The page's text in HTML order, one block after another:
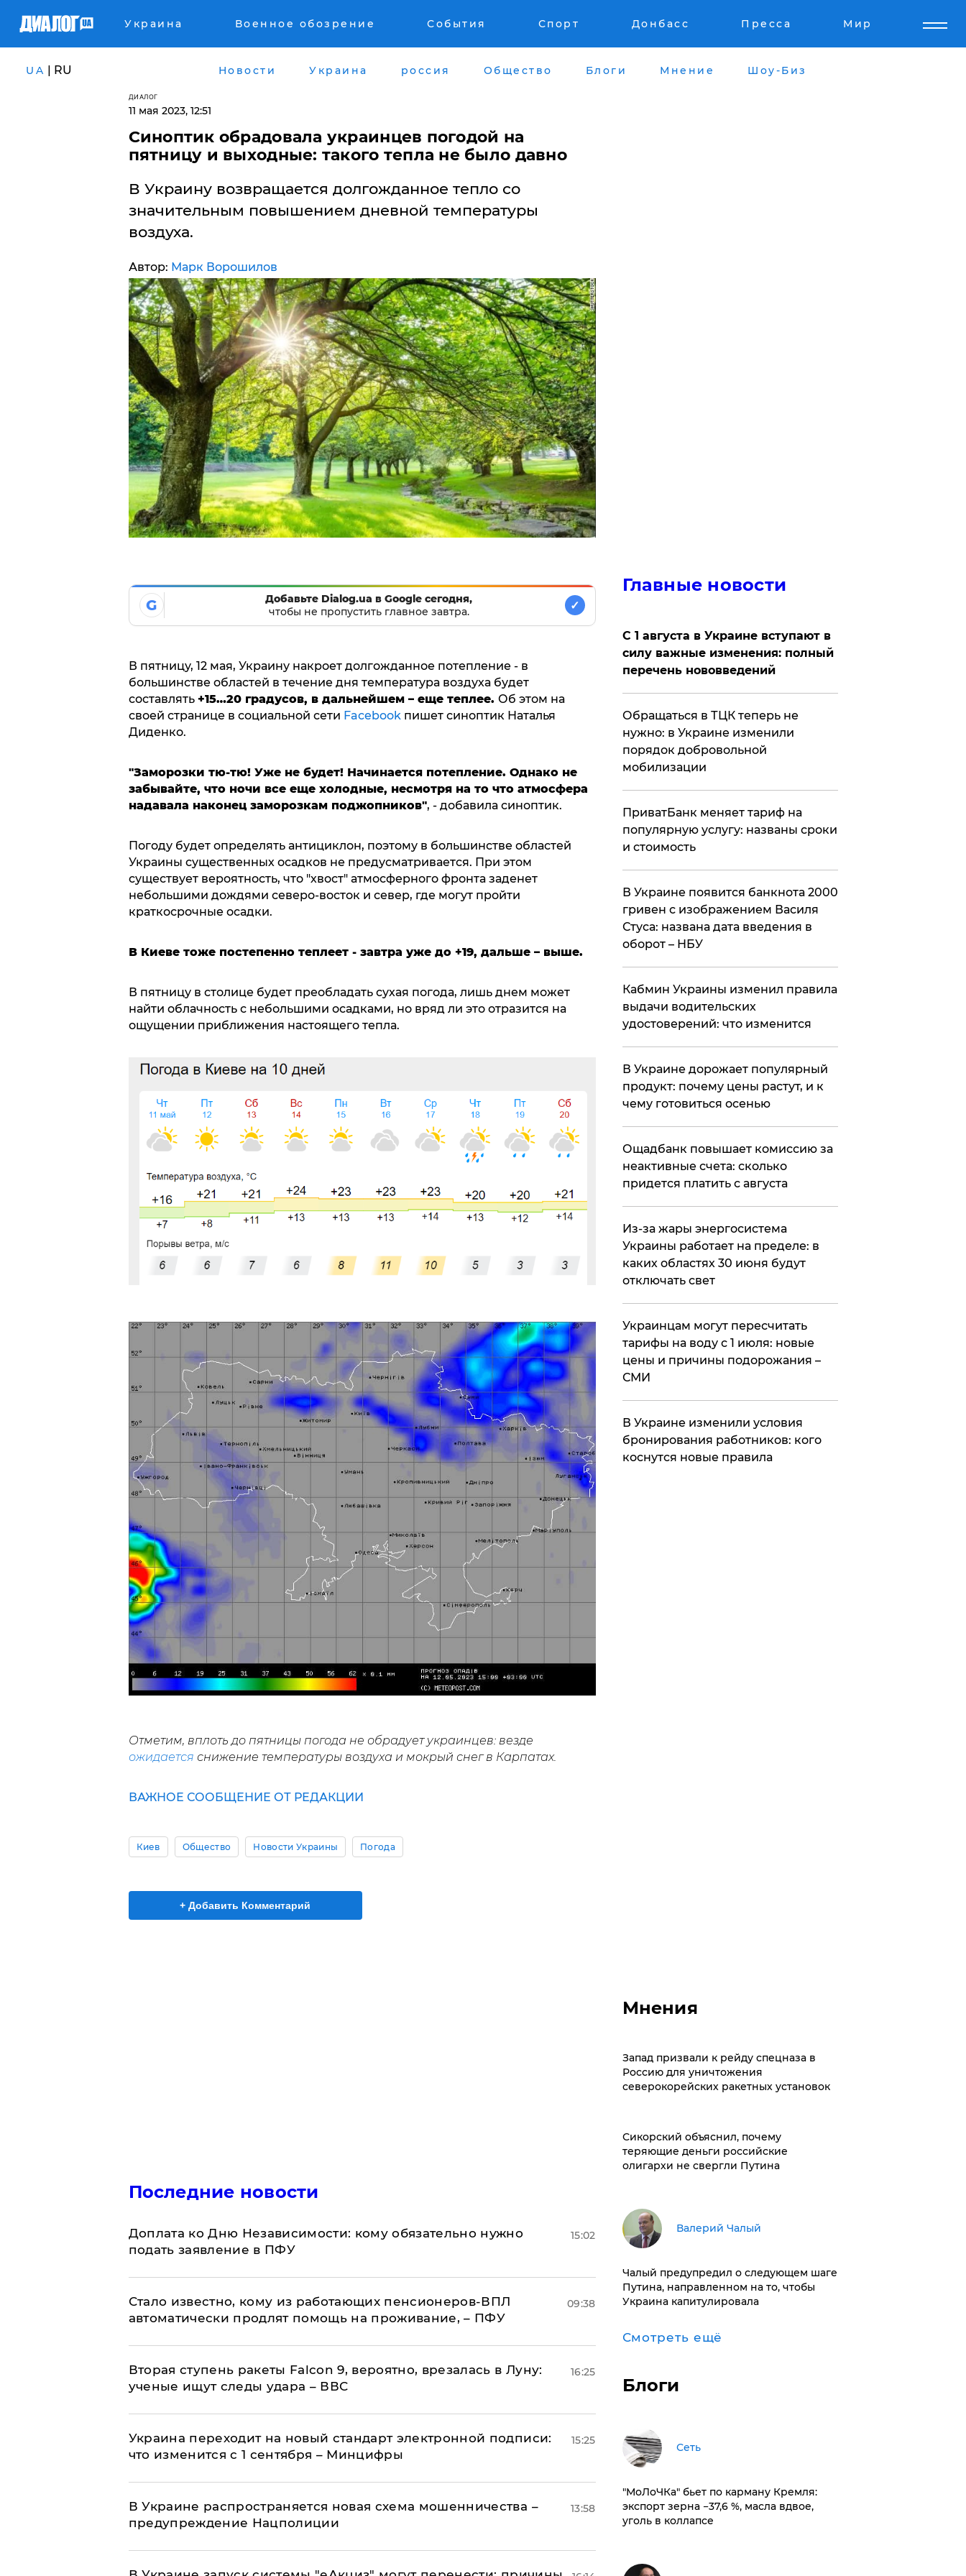
Украина Военное обозрение События Спорт Донбасс Пресса Мир
UA | RU Новости Украина россия Общество Блоги Мнение Шоу-Биз
ДИАЛОГ
11 мая 2023, 12:51
Синоптик обрадовала украинцев погодой на
пятницу и выходные: такого тепла не было давно
В Украину возвращается долгожданное тепло со
значительным повышением дневной температуры
воздуха.
Автор: Марк Ворошилов
G
Добавьте Dialog.ua в Google сегодня,
чтобы не пропустить главное завтра.
✓
В пятницу, 12 мая, Украину накроет долгожданное потепление - в
большинстве областей в течение дня температура воздуха будет
составлять +15…20 градусов, в дальнейшем – еще теплее. Об этом на
своей странице в социальной сети Facebookпишет синоптик Наталья
Диденко.
"Заморозки тю-тю! Уже не будет! Начинается потепление. Однако не
забывайте, что ночи все еще холодные, несмотря на то что атмосфера
надавала наконец заморозкам поджопников", - добавила синоптик.
Погоду будет определять антициклон, поэтому в большинстве областей
Украины существенных осадков не предусматривается. При этом
существует вероятность, что "хвост" атмосферного фронта заденет
небольшими дождями северо-восток и север, где могут пройти
краткосрочные осадки.
В Киеве тоже постепенно теплеет - завтра уже до +19, дальше – выше.
В пятницу в столице будет преобладать сухая погода, лишь днем может
найти облачность с небольшими осадками, но вряд ли это отразится на
ощущении приближения настоящего тепла.
Отметим, вплоть до пятницы погода не обрадует украинцев: везде
ожидается снижение температуры воздуха и мокрый снег в Карпатах.
ВАЖНОЕ СООБЩЕНИЕ ОТ РЕДАКЦИИ
Киев Общество Новости Украины Погода
+ Добавить Комментарий
Последние новости
Доплата ко Дню Независимости: кому обязательно нужно
подать заявление в ПФУ
15:02
Стало известно, кому из работающих пенсионеров-ВПЛ
автоматически продлят помощь на проживание, – ПФУ
09:38
Вторая ступень ракеты Falcon 9, вероятно, врезалась в Луну:
ученые ищут следы удара – ВВС
16:25
Украина переходит на новый стандарт электронной подписи:
что изменится с 1 сентября – Минцифры
15:25
В Украине распространяется новая схема мошенничества –
предупреждение Нацполиции
13:58
Главные новости
С 1 августа в Украине вступают в
силу важные изменения: полный
перечень нововведений
Обращаться в ТЦК теперь не
нужно: в Украине изменили
порядок добровольной
мобилизации
ПриватБанк меняет тариф на
популярную услугу: названы сроки
и стоимость
В Украине появится банкнота 2000
гривен с изображением Василя
Стуса: названа дата введения в
оборот – НБУ
Кабмин Украины изменил правила
выдачи водительских
удостоверений: что изменится
В Украине дорожает популярный
продукт: почему цены растут, и к
чему готовиться осенью
​Ощадбанк повышает комиссию за
неактивные счета: сколько
придется платить с августа
Из-за жары энергосистема
Украины работает на пределе: в
каких областях 30 июня будут
отключать свет
Украинцам могут пересчитать
тарифы на воду с 1 июля: новые
цены и причины подорожания –
СМИ
В Украине изменили условия
бронирования работников: кого
коснутся новые правила
Мнения
Запад призвали к рейду спецназа в
Россию для уничтожения
северокорейских ракетных установок
Сикорский объяснил, почему
теряющие деньги российские
олигархи не свергли Путина
Валерий Чалый
Чалый предупредил о следующем шаге
Путина, направленном на то, чтобы
Украина капитулировала
Смотреть ещё
Блоги
Сеть
​"МоЛоЧКа" бьет по карману Кремля:
экспорт зерна −37,6 %, масла вдвое,
уголь в коллапсе